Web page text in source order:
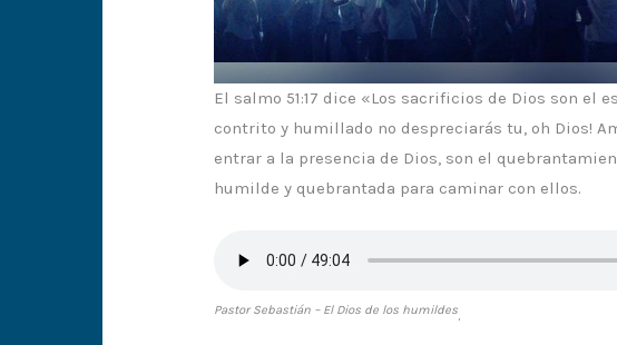
El salmo 51:17 dice «Los sacrificios de Dios son el
contrito y humillado no despreciarás tu, oh Dios!
entrar a la presencia de Dios, son el
humilde y quebrantada para caminar con ellos.
Pastor Sebastián – El Dios de los humildes.